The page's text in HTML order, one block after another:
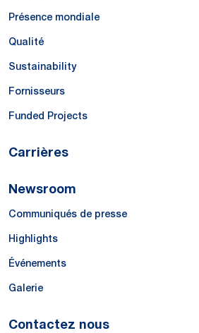
Présence mondiale
Qualité
Sustainability
Fornisseurs
Funded Projects
Carrières
Newsroom
Communiqués de presse
Highlights
Événements
Galerie
Contactez nous